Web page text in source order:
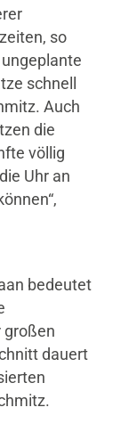
so
schnell
Auch
die
völlig
Uhr an
bedeutet
großen
dauert